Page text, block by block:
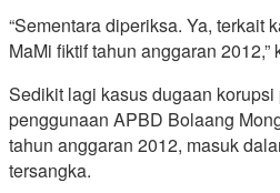
“Sementara diperiksa. Ya, terkait
MaMi fiktif tahun anggaran 2012,”
Sedikit lagi kasus dugaan
penggunaan APBD Bolaang
tahun anggaran 2012, masuk
tersangka.